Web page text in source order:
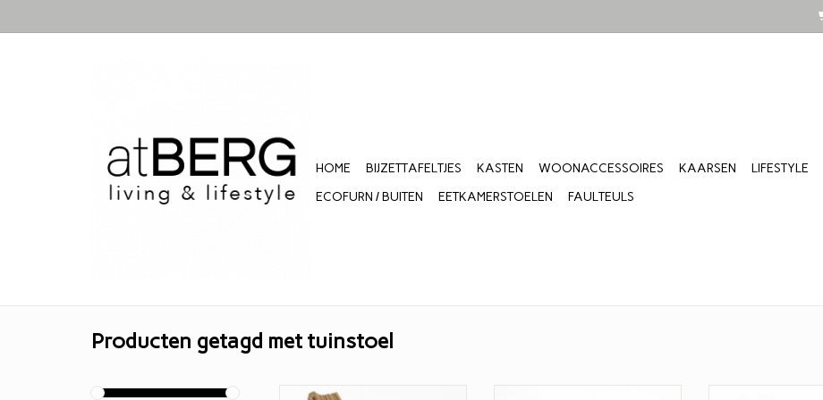
HOME BIJZETTAFELTJES KASTEN WOONACCESSOIRES KAARSEN LIFESTYLE
ECOFURN / BUITEN
EETKAMERSTOELEN FAULTEULS
Producten getagd met tuinstoel
Ecochair van geolied eiken.